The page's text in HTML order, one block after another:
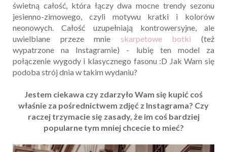
świetną całość, która łączy dwa mocne trendy sezonu
jesienno-zimowego, czyli motywu kratki i kolorów
neonowych. Całość uzupełniają kontrowersyjne, ale
uwielbiane przeze mnie skarpetowe botki (też
wypatrzone na Instagramie) - lubię ten model za
połączenie wygody i klasycznego fasonu :D Jak Wam się
podoba strój dnia w takim wydaniu?
Jestem ciekawa czy zdarzyło Wam się kupić coś
właśnie za pośrednictwem zdjęć z Instagrama? Czy
raczej trzymacie się zasady, że im coś bardziej
popularne tym mniej chcecie to mieć?